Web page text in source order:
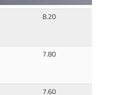
8.20
7.80
7.60